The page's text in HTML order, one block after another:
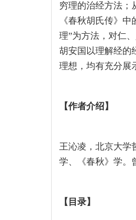
穷理的治经方法；
《春秋胡氏传》
理”为方法，对仁
胡安国以理解经的
理想，均有充分展
【作者介绍】
王沁凌，北京大学
学、《春秋》学。
【 目录】